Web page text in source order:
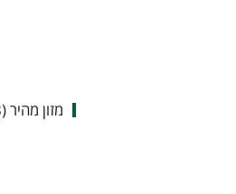
מזון מהיר (88)